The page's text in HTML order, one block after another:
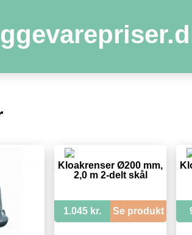
Kloakrenser Ø200 mm,
2,0 m 2-delt skål
1.045 kr. Se produkt